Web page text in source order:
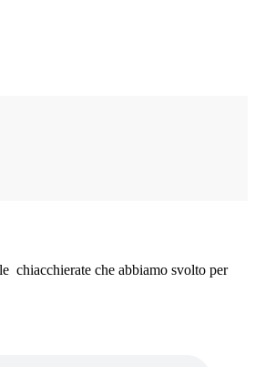
chiacchierate che abbiamo svolto per